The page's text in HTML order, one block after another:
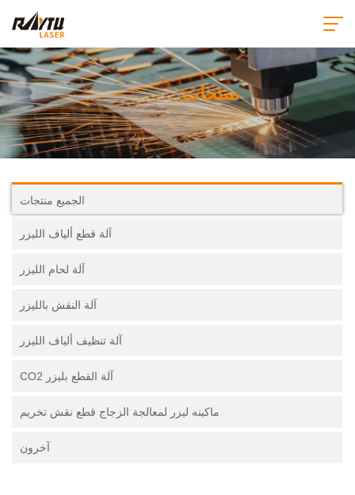
منتجات
الجميع منتجات
آلة قطع ألياف الليزر
آلة لحام الليزر
آلة النقش بالليزر
آلة تنظيف ألياف الليزر
آلة القطع بليزر CO2
ماكينه ليزر لمعالجة الزجاج قطع نقش تخريم
آخرون